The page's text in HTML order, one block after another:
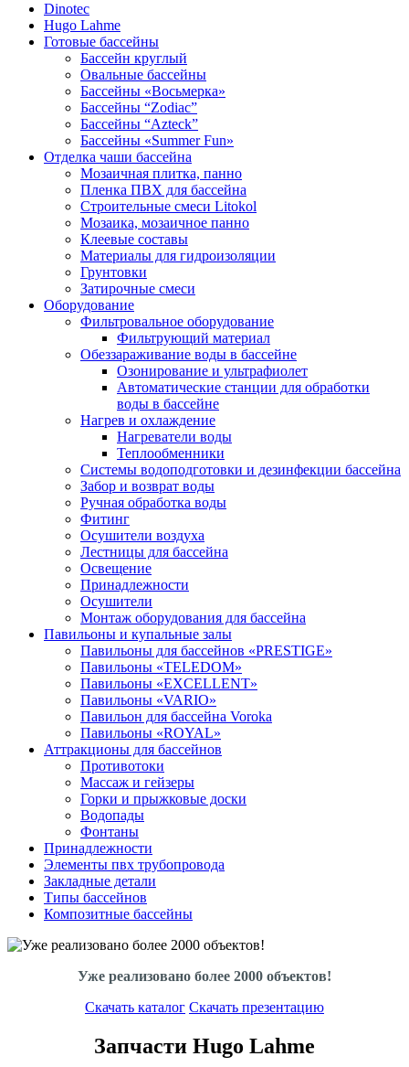
Dinotec
Hugo Lahme
Готовые бассейны
Бассейн круглый
Овальные бассейны
Бассейны «Восьмерка»
Бассейны “Zodiac”
Бассейны “Azteck”
Бассейны «Summer Fun»
Отделка чаши бассейна
Мозаичная плитка, панно
Пленка ПВХ для бассейна
Строительные смеси Litokol
Мозаика, мозаичное панно
Клеевые составы
Материалы для гидроизоляции
Грунтовки
Затирочные смеси
Оборудование
Фильтровальное оборудование
Фильтрующий материал
Обеззараживание воды в бассейне
Озонирование и ультрафиолет
Автоматические станции для обработки
воды в бассейне
Нагрев и охлаждение
Нагреватели воды
Теплообменники
Системы водоподготовки и дезинфекции бассейна
Забор и возврат воды
Ручная обработка воды
Фитинг
Осушители воздуха
Лестницы для бассейна
Освещение
Принадлежности
Осушители
Монтаж оборудования для бассейна
Павильоны и купальные залы
Павильоны для бассейнов «PRESTIGE»
Павильоны «TELEDOM»
Павильоны «EXCELLENT»
Павильоны «VARIO»
Павильон для бассейна Voroka
Павильоны «ROYAL»
Аттракционы для бассейнов
Противотоки
Массаж и гейзеры
Горки и прыжковые доски
Водопады
Фонтаны
Принадлежности
Элементы пвх трубопровода
Закладные детали
Типы бассейнов
Композитные бассейны
Уже реализовано более 2000 объектов!
Скачать каталог Скачать презентацию
Запчасти Hugo Lahme